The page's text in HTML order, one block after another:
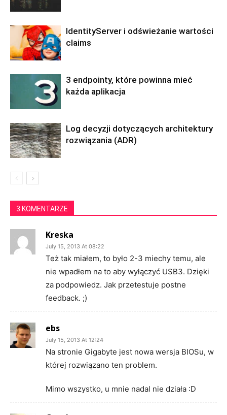
IdentityServer i odświeżanie wartości
claims
3 endpointy, które powinna mieć
każda aplikacja
Log decyzji dotyczących architektury
rozwiązania (ADR)
3 KOMENTARZE
Kreska
July 15, 2013 At 08:22
Też tak miałem, to było 2-3 miechy temu, ale
nie wpadłem na to aby wyłączyć USB3. Dzięki
za podpowiedz. Jak przetestuje postne
feedback. ;)
ebs
July 15, 2013 At 12:24
Na stronie Gigabyte jest nowa wersja BIOSu, w
której rozwiązano ten problem.
Mimo wszystko, u mnie nadal nie działa :D